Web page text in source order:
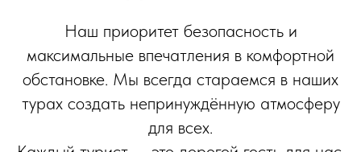
Наш приоритет безопасность и
максимальные впечатления в комфортной
обстановке. Мы всегда стараемся в наших
турах создать непринуждённую атмосферу
для всех.